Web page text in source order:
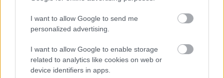
I want to allow Google to send me
personalized advertising.
I want to allow Google to enable storage
related to analytics like cookies on web or
device identifiers in apps.